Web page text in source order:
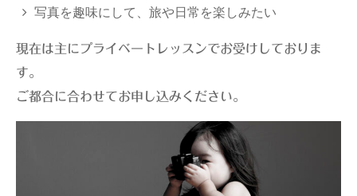
写真を趣味にして、旅や日常を楽しみたい
現在は主にプライベートレッスンでお受けしておりま
す。
ご都合に合わせてお申し込みください。